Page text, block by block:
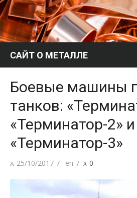
Перейти
к
содержимому
САЙТ О МЕТАЛЛЕ
Боевые машины
танков:
«Терминатор-2» и
«Терминатор-3»
Опубликовано
25/10/2017 Автор
en 0